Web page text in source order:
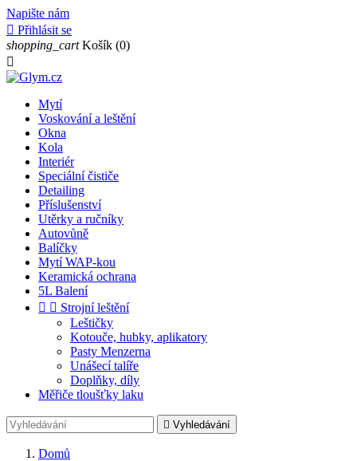
Napište nám
 Přihlásit se
shopping_cart Košík (0)

Mytí
Voskování a leštění
Okna
Kola
Interiér
Speciální čističe
Detailing
Příslušenství
Utěrky a ručníky
Autovůně
Balíčky
Mytí WAP-kou
Keramická ochrana
5L Balení
  Strojní leštění
Leštičky
Kotouče, hubky, aplikatory
Pasty Menzerna
Unášecí talíře
Doplňky, díly
Měřiče tloušťky laku
 Vyhledávání
Domů